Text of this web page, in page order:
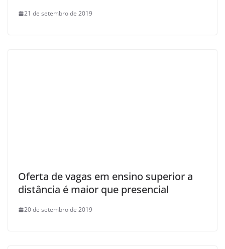
21 de setembro de 2019
Oferta de vagas em ensino superior a
distância é maior que presencial
20 de setembro de 2019